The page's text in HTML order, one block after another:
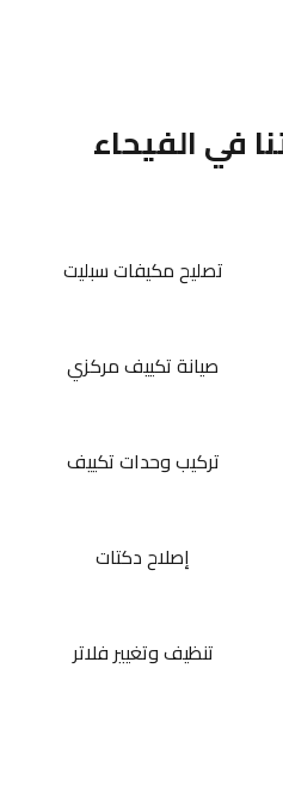
في الفيحاء
تصليح مكيفات سبليت
صيانة تكييف مركزي
تركيب وحدات تكييف
إصلاح دكتات
تنظيف وتغيير فلاتر